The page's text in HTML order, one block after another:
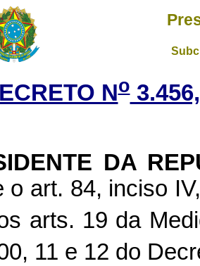
No
DA
o art. 84, inciso
arts. 19 da
11 e 12 do